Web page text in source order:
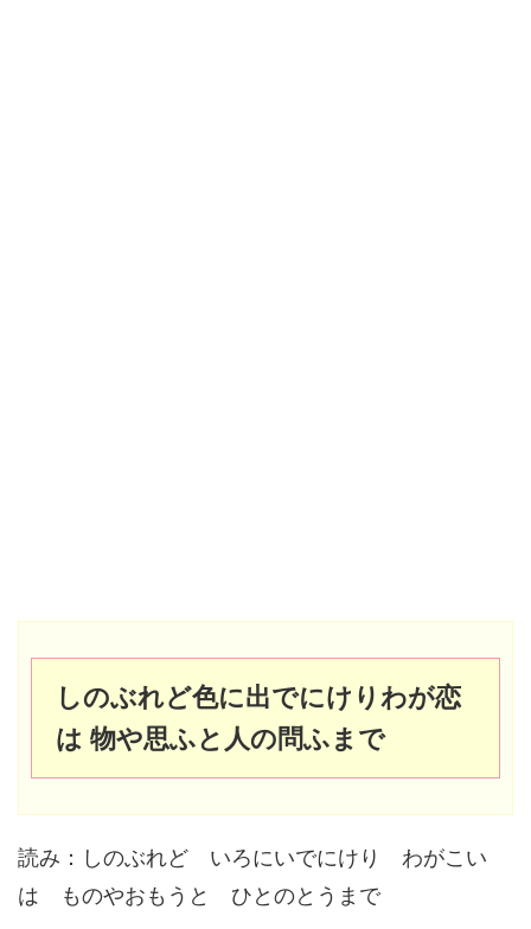
しのぶれど色に出でにけりわが恋
は 物や思ふと人の問ふまで
読み：しのぶれど いろにいでにけり わがこい
は ものやおもうと ひとのとうまで